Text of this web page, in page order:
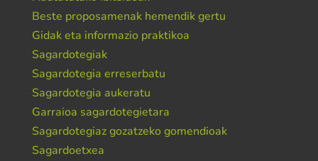
Beste proposamenak hemendik gertu
Gidak eta informazio praktikoa
Sagardotegiak
Sagardotegia erreserbatu
Sagardotegia aukeratu
Garraioa sagardotegietara
Sagardotegiaz gozatzeko gomendioak
Sagardoetxea